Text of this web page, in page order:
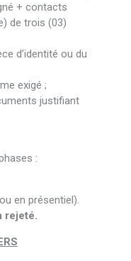
+ contacts
de trois (03)
d’identité ou du
exigé ;
justifiant
:
en présentiel).
rejeté.